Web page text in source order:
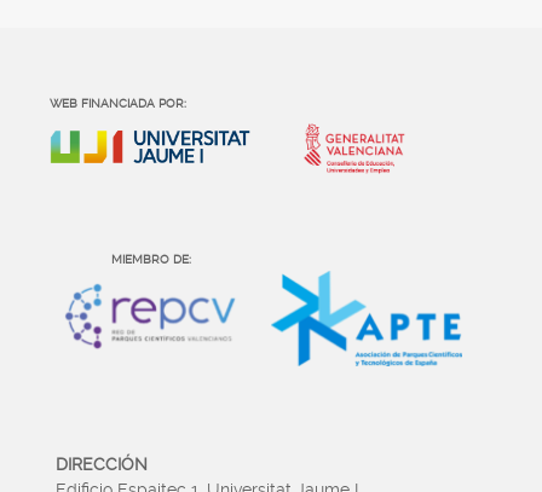
WEB FINANCIADA POR:
MIEMBRO DE:
DIRECCIÓN